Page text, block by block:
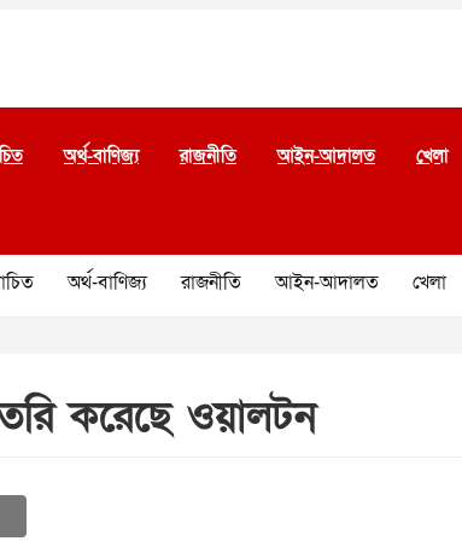
অর্থ-বাণিজ্য রাজনীতি আইন-আদালত খেলা
অর্থ-বাণিজ্য রাজনীতি আইন-আদালত খেলা
করেছে ওয়ালটন